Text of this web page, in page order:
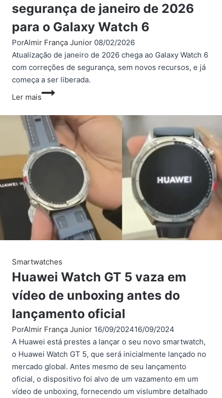
segurança de janeiro de 2026
para o Galaxy Watch 6
PorAlmir França Junior 08/02/2026
Atualização de janeiro de 2026 chega ao Galaxy Watch 6
com correções de segurança, sem novos recursos, e já
começa a ser liberada.
Ler mais
Samsung
atualização
de
segurança
de
para
o
Galaxy
Watch
Smartwatches
Huawei Watch GT 5 vaza em
vídeo de unboxing antes do
lançamento oficial
PorAlmir França Junior 16/09/202416/09/2024
A Huawei está prestes a lançar o seu novo smartwatch,
o Huawei Watch GT 5, que será inicialmente lançado no
mercado global. Antes mesmo de seu lançamento
oficial, o dispositivo foi alvo de um vazamento em um
vídeo de unboxing, fornecendo um vislumbre detalhado